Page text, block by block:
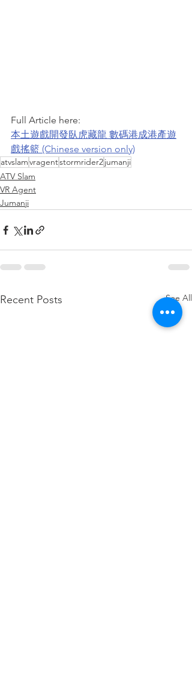
Full Article here:
本土遊戲開發臥虎藏龍 數碼港成港產遊
戲搖籃 (Chinese version only)
atvslamvragentstormrider2jumanji
ATV Slam
VR Agent
Jumanji
Recent Posts See All